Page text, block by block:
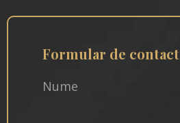
Formular de contact
Nume